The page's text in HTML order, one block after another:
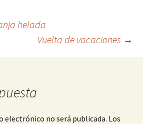
helada
Vuelta de vacaciones →
electrónico no será publicada. Los